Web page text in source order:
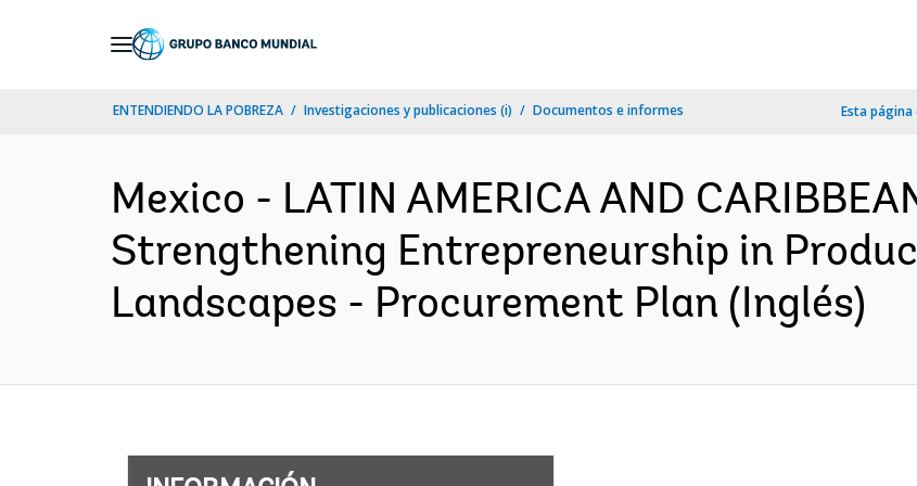
ENTENDIENDO LA POBREZA Investigaciones y publicaciones (i) Documentos e informes Esta página
Mexico - LATIN AMERICA AND
Strengthening Entrepreneurship in
Landscapes - Procurement Plan (Inglés)